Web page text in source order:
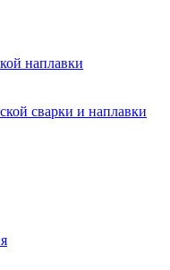
наплавки
сварки и наплавки